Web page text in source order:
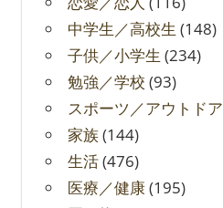
中学生／高校生 (148)
子供／小学生 (234)
勉強／学校 (93)
スポーツ／アウトドア
家族(144)
生活(476)
医療／健康(195)